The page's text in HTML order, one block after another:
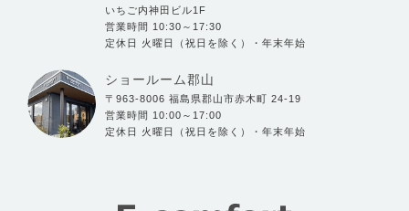
いちご内神田ビル1F
営業時間 10:30～17:30
定休日 火曜日（祝日を除く）・年末年始
ショールーム郡山
〒963-8006 福島県郡山市赤木町 24-19
営業時間 10:00～17:00
定休日 火曜日（祝日を除く）・年末年始